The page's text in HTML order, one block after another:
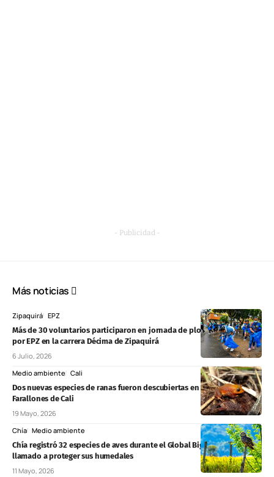
- Publicidad -
Más noticias
Zipaquirá EPZ
Más de 30 voluntarios participaron en jornada de plogging liderada
por EPZ en la carrera Décima de Zipaquirá
6 Julio, 2026
Medio ambiente Cali
Dos nuevas especies de ranas fueron descubiertas en el páramo de
Farallones de Cali
19 Mayo, 2026
Chía Medio ambiente
Chía registró 32 especies de aves durante el Global Big Day y reforzó el
llamado a proteger sus humedales
11 Mayo, 2026